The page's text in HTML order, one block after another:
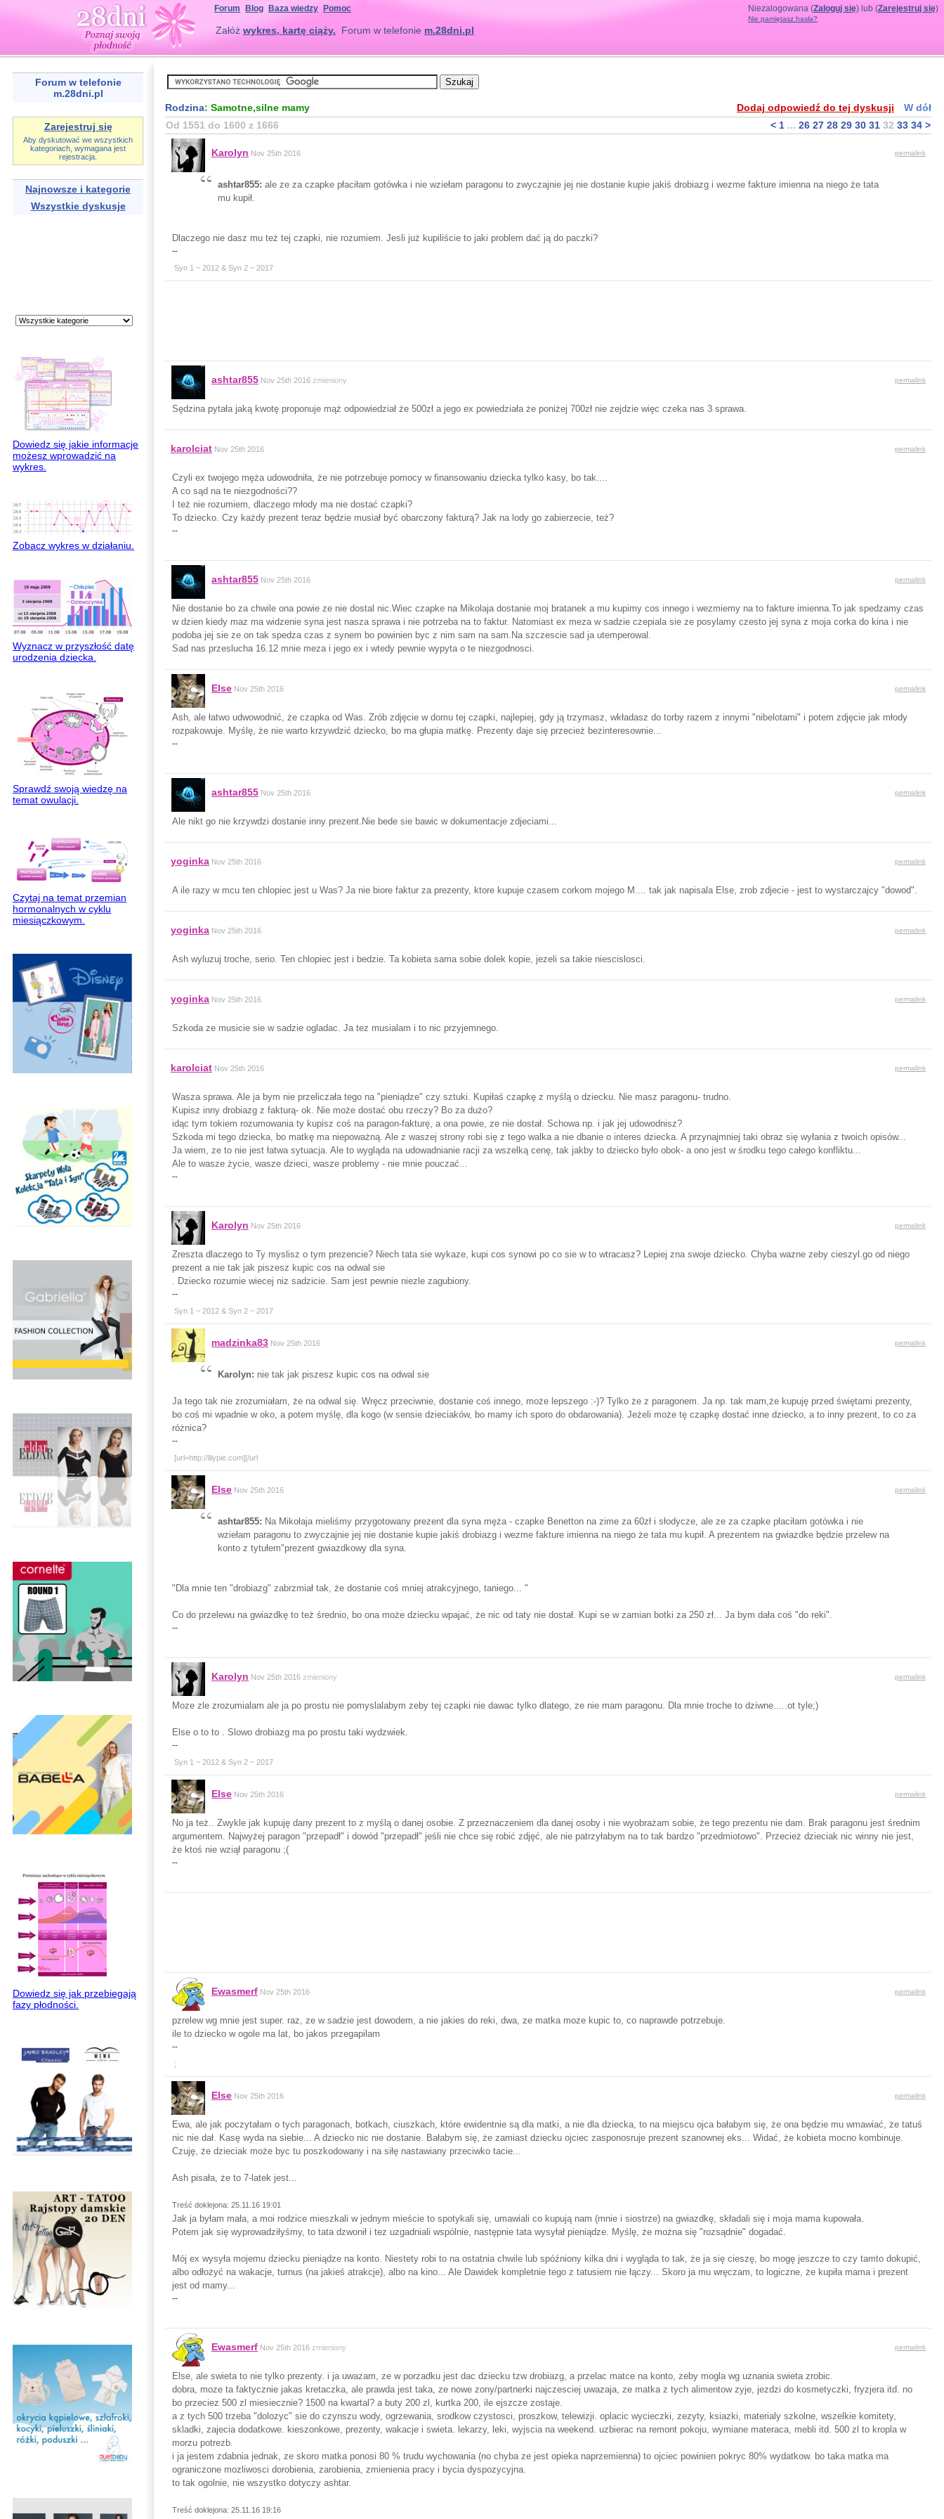
Niezalogowana (Zaloguj się) lub (Zarejestruj się)
Nie pamiętasz hasła?
Forum Blog Baza wiedzy Pomoc
Załóż wykres, kartę ciąży. Forum w telefonie m.28dni.pl
Forum w telefonie
m.28dni.pl
Zarejestruj się
Aby dyskutować we wszystkich
kategoriach, wymagana jest
rejestracja.
Najnowsze i kategorie
Wszystkie dyskusje
Dowiedz się jakie informacje
możesz wprowadzić na
wykres.
Zobacz wykres w działaniu.
Wyznacz w przyszłość datę
urodzenia dziecka.
Sprawdź swoją wiedzę na
temat owulacji.
Czytaj na temat przemian
hormonalnych w cyklu
miesiączkowym.
Dowiedz się jak przebiegają
fazy płodności.
Rodzina: Samotne,silne mamy Dodaj odpowiedź do tej dyskusji
W dół
Od 1551 do 1600 z 1666
< 1 ... 26 27 28 29 30 31 32 33 34 >
Karolyn Nov 25th 2016 permalink
ashtar855: ale ze za czapke płaciłam gotówka i nie wziełam paragonu to zwyczajnie jej nie dostanie kupie jakiś drobiazg i wezme fakture imienna na niego że tata
mu kupił.
Dlaczego nie dasz mu też tej czapki, nie rozumiem. Jesli już kupiliście to jaki problem dać ją do paczki?
--
Syn 1 ~ 2012 & Syn 2 ~ 2017
ashtar855 Nov 25th 2016 zmieniony permalink
Sędzina pytała jaką kwotę proponuje mąż odpowiedział że 500zł a jego ex powiedziała że poniżej 700zł nie zejdzie więc czeka nas 3 sprawa.
karolciat Nov 25th 2016 permalink
Czyli ex twojego męża udowodniła, że nie potrzebuje pomocy w finansowaniu dziecka tylko kasy, bo tak....
A co sąd na te niezgodności??
I też nie rozumiem, dlaczego młody ma nie dostać czapki?
To dziecko. Czy każdy prezent teraz będzie musiał być obarczony fakturą? Jak na lody go zabierzecie, też?
--
ashtar855 Nov 25th 2016 permalink
Nie dostanie bo za chwile ona powie ze nie dostal nic.Wiec czapke na Mikolaja dostanie moj bratanek a mu kupimy cos innego i wezmiemy na to fakture imienna.To jak spedzamy czas
w dzien kiedy maz ma widzenie syna jest nasza sprawa i nie potrzeba na to faktur. Natomiast ex meza w sadzie czepiala sie ze posylamy czesto jej syna z moja corka do kina i nie
podoba jej sie ze on tak spedza czas z synem bo powinien byc z nim sam na sam.Na szczescie sad ja utemperowal.
Sad nas przeslucha 16.12 mnie meza i jego ex i wtedy pewnie wypyta o te niezgodnosci.
Else Nov 25th 2016 permalink
Ash, ale łatwo udwowodnić, że czapka od Was. Zrób zdjęcie w domu tej czapki, najlepiej, gdy ją trzymasz, wkładasz do torby razem z innymi "nibelotami" i potem zdjęcie jak młody
rozpakowuje. Myślę, że nie warto krzywdzić dziecko, bo ma głupia matkę. Prezenty daje się przecież bezinteresownie...
--
ashtar855 Nov 25th 2016 permalink
Ale nikt go nie krzywdzi dostanie inny prezent.Nie bede sie bawic w dokumentacje zdjeciami...
yoginka Nov 25th 2016 permalink
A ile razy w mcu ten chlopiec jest u Was? Ja nie biore faktur za prezenty, ktore kupuje czasem corkom mojego M.... tak jak napisala Else, zrob zdjecie - jest to wystarczajcy "dowod".
yoginka Nov 25th 2016 permalink
Ash wyluzuj troche, serio. Ten chlopiec jest i bedzie. Ta kobieta sama sobie dolek kopie, jezeli sa takie niescislosci.
yoginka Nov 25th 2016 permalink
Szkoda ze musicie sie w sadzie ogladac. Ja tez musialam i to nic przyjemnego.
karolciat Nov 25th 2016 permalink
Wasza sprawa. Ale ja bym nie przeliczała tego na "pieniądze" czy sztuki. Kupiłaś czapkę z myślą o dziecku. Nie masz paragonu- trudno.
Kupisz inny drobiazg z fakturą- ok. Nie może dostać obu rzeczy? Bo za dużo?
idąc tym tokiem rozumowania ty kupisz coś na paragon-fakturę, a ona powie, ze nie dostał. Schowa np. i jak jej udowodnisz?
Szkoda mi tego dziecka, bo matkę ma niepoważną. Ale z waszej strony robi się z tego walka a nie dbanie o interes dziecka. A przynajmniej taki obraz się wyłania z twoich opisów...
Ja wiem, ze to nie jest łatwa sytuacja. Ale to wygląda na udowadnianie racji za wszelką cenę, tak jakby to dziecko było obok- a ono jest w środku tego całego konfliktu...
Ale to wasze życie, wasze dzieci, wasze problemy - nie mnie pouczać...
--
Karolyn Nov 25th 2016 permalink
Zreszta dlaczego to Ty myslisz o tym prezencie? Niech tata sie wykaze, kupi cos synowi po co sie w to wtracasz? Lepiej zna swoje dziecko. Chyba wazne zeby cieszyl.go od niego
prezent a nie tak jak piszesz kupic cos na odwal sie
. Dziecko rozumie wiecej niz sadzicie. Sam jest pewnie niezle zagubiony.
--
Syn 1 ~ 2012 & Syn 2 ~ 2017
madzinka83 Nov 25th 2016 permalink
Karolyn: nie tak jak piszesz kupic cos na odwal sie
Ja tego tak nie zrozumiałam, że na odwal się. Wręcz przeciwnie, dostanie coś innego, może lepszego :-)? Tylko że z paragonem. Ja np. tak mam,że kupuję przed świętami prezenty,
bo coś mi wpadnie w oko, a potem myślę, dla kogo (w sensie dzieciaków, bo mamy ich sporo do obdarowania). Jeżeli może tę czapkę dostać inne dziecko, a to inny prezent, to co za
różnica?
--
[url=http://lilypie.com][/url
Else Nov 25th 2016 permalink
ashtar855: Na Mikołaja mieliśmy przygotowany prezent dla syna męża - czapke Benetton na zime za 60zł i słodycze, ale ze za czapke płaciłam gotówka i nie
wziełam paragonu to zwyczajnie jej nie dostanie kupie jakiś drobiazg i wezme fakture imienna na niego że tata mu kupił. A prezentem na gwiazdke będzie przelew na
konto z tytułem"prezent gwiazdkowy dla syna.
"Dla mnie ten "drobiazg" zabrzmiał tak, że dostanie coś mniej atrakcyjnego, taniego... "
Co do przelewu na gwiazdkę to też średnio, bo ona może dziecku wpajać, że nic od taty nie dostał. Kupi se w zamian botki za 250 zł... Ja bym dała coś "do reki".
--
Karolyn Nov 25th 2016 zmieniony permalink
Moze zle zrozumialam ale ja po prostu nie pomyslalabym zeby tej czapki nie dawac tylko dlatego, ze nie mam paragonu. Dla mnie troche to dziwne.....ot tyle;)
Else o to to . Slowo drobiazg ma po prostu taki wydzwiek.
--
Syn 1 ~ 2012 & Syn 2 ~ 2017
Else Nov 25th 2016 permalink
No ja też.. Zwykle jak kupuję dany prezent to z myślą o danej osobie. Z przeznaczeniem dla danej osoby i nie wyobrażam sobie, że tego prezentu nie dam. Brak paragonu jest średnim
argumentem. Najwyżej paragon "przepadł" i dowód "przepadł" jeśli nie chce się robić zdjęć, ale nie patrzyłabym na to tak bardzo "przedmiotowo". Przecież dzieciak nic winny nie jest,
że ktoś nie wziął paragonu ;(
--
Ewasmerf Nov 25th 2016 permalink
pzrelew wg mnie jest super. raz, ze w sadzie jest dowodem, a nie jakies do reki, dwa, ze matka moze kupic to, co naprawde potrzebuje.
ile to dziecko w ogole ma lat, bo jakos przegapilam
--
;
Else Nov 25th 2016 permalink
Ewa, ale jak poczytałam o tych paragonach, botkach, ciuszkach, które ewidentnie są dla matki, a nie dla dziecka, to na miejscu ojca bałabym się, że ona będzie mu wmawiać, że tatuś
nic nie dał. Kasę wyda na siebie... A dziecko nic nie dostanie. Bałabym się, że zamiast dziecku ojciec zasponosruje prezent szanownej eks... Widać, że kobieta mocno kombinuje.
Czuję, że dzieciak może byc tu poszkodowany i na siłę nastawiany przeciwko tacie...
Ash pisała, że to 7-latek jest...
Treść doklejona: 25.11.16 19:01
Jak ja byłam mała, a moi rodzice mieszkali w jednym mieście to spotykali się, umawiali co kupują nam (mnie i siostrze) na gwiazdkę, składali się i moja mama kupowała.
Potem jak się wyprowadziłyśmy, to tata dzwonił i tez uzgadniali wspólnie, następnie tata wysyłał pieniądze. Myślę, że można się "rozsądnie" dogadać.
Mój ex wysyła mojemu dziecku pieniądze na konto. Niestety robi to na ostatnia chwile lub spóźniony kilka dni i wygląda to tak, że ja się cieszę, bo mogę jeszcze to czy tamto dokupić,
albo odłożyć na wakacje, turnus (na jakieś atrakcje), albo na kino... Ale Dawidek kompletnie tego z tatusiem nie łączy... Skoro ja mu wręczam, to logiczne, że kupiła mama i prezent
jest od mamy...
--
Ewasmerf Nov 25th 2016 zmieniony permalink
Else, ale swieta to nie tylko prezenty. i ja uwazam, ze w porzadku jest dac dziecku tzw drobiazg, a przelac matce na konto, zeby mogla wg uznania swieta zrobic.
dobra, moze ta faktycznie jakas kretaczka, ale prawda jest taka, ze nowe zony/partnerki najczesciej uwazaja, ze matka z tych alimentow zyje, jezdzi do kosmetyczki, fryzjera itd. no
bo przeciez 500 zl miesiecznie? 1500 na kwartal? a buty 200 zl, kurtka 200, ile ejszcze zostaje.
a z tych 500 trzeba "dolozyc" sie do czynszu wody, ogrzewania, srodkow czystosci, proszkow, telewizji. oplacic wycieczki, zezyty, ksiazki, materialy szkolne, wszelkie komitety,
skladki, zajecia dodatkowe. kieszonkowe, prezenty, wakacje i swieta. lekarzy, leki, wyjscia na weekend. uzbierac na remont pokoju, wymiane materaca, mebli itd. 500 zl to kropla w
morzu potrezb.
i ja jestem zdabnia jednak, ze skoro matka ponosi 80 % trudu wychowania (no chyba ze jest opieka naprzemienna) to ojciec powinien pokryc 80% wydatkow. bo taka matka ma
ograniczone mozliwosci dorobienia, zarobienia, zmienienia pracy i bycia dyspozycyjna.
to tak ogolnie, nie wszystko dotyczy ashtar.
Treść doklejona: 25.11.16 19:16